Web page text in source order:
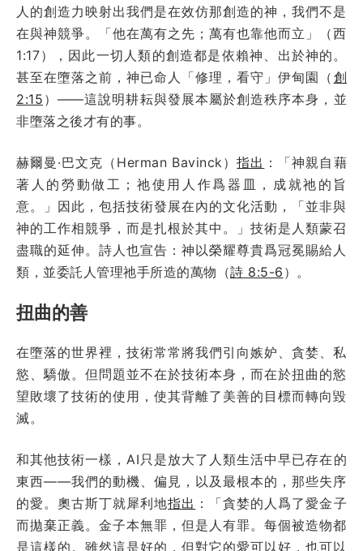
人的創造力映射出我們是在效仿那創造的神，我們不是
在與神競爭。「他在萬有之先；萬有也靠他而立」（西
1:17），因此一切人類的創造都是依賴神、出於神的。
甚至在墮落之前，神已命人「修理，看守」伊甸園（ 創
2:15 ）——這說明耕耘與發展本屬於創造秩序本身，並
非墮落之後才有的事。
赫爾曼·巴文克（Herman Bavinck）指出 ：「神親自藉
著人的勞動做工；祂使用人作爲器皿，成就祂的旨
意。」因此，包括技術發展在內的文化活動，「並非與
神的工作相競爭，而是扎根於其中。」技術是人類蒙召
盡職的延伸。詩人也宣告：神以榮耀尊貴爲冠冕賜給人
類，並委託人管理祂手所造的萬物（詩 8:5-6 ）。
扭曲的善
在墮落的世界裡，技術常常將我們引向嫉妒、貪婪、私
慾、驕傲。但問題並不在於技術本身，而在於扭曲的慾
望敗壞了技術的使用，使其背離了美善的目標而轉向毀
滅。
和其他技術一樣，AI只是放大了人類生活中早已存在的
東西——我們的動機、偏見，以及最根本的，那些失序
的愛。奧古斯丁就犀利地指出 ：「貪婪的人爲了愛金子
而拋棄正義。金子本無罪，但是人有罪。每個被造物都
是這樣的。雖然這是好的，但對它的愛可以好，也可以